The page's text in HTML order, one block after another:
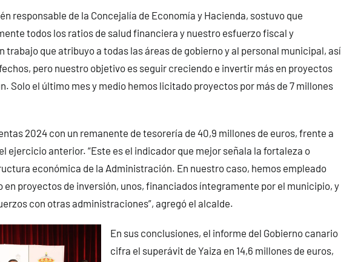
responsable de la Concejalía de Economía y Hacienda, sostuvo que
todos los ratios de salud financiera y nuestro esfuerzo fiscal y
trabajo que atribuyo a todas las áreas de gobierno y al personal municipal, así
pero nuestro objetivo es seguir creciendo e invertir más en proyectos
Solo el último mes y medio hemos licitado proyectos por más de 7 millones
2024 con un remanente de tesorería de 40,9 millones de euros, frente a
ejercicio anterior. “Este es el indicador que mejor señala la fortaleza o
económica de la Administración. En nuestro caso, hemos empleado
en proyectos de inversión, unos, financiados íntegramente por el municipio, y
con otras administraciones”, agregó el alcalde.
En sus conclusiones, el informe del Gobierno canario
cifra el superávit de Yaiza en 14,6 millones de euros,